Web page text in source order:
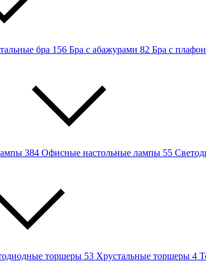
бра 156 Бра с абажурами 82 Бра с
384 Офисные настольные лампы 55
торшеры 53 Хрустальные торшеры 4